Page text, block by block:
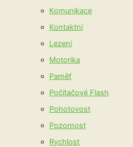
Komunikace
Kontaktní
Lezení
Motorika
Paměť
Počítačové Flash
Pohotovost
Pozornost
Rychlost